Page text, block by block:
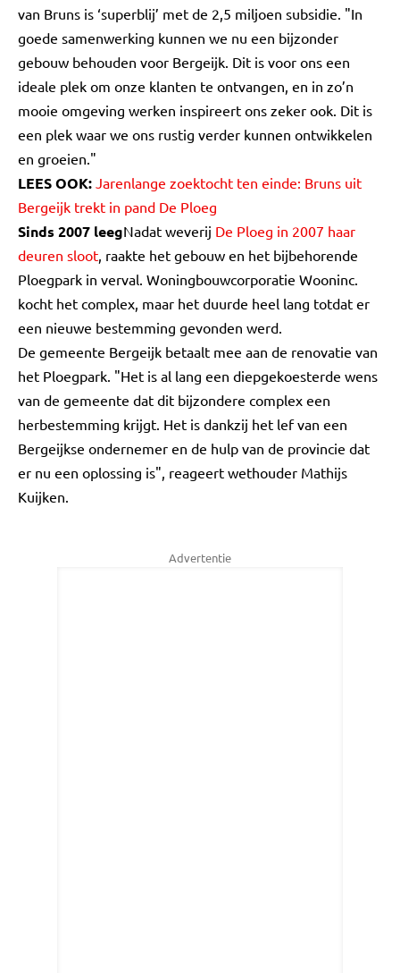
van Bruns is ‘superblij’ met de 2,5 miljoen subsidie. "In
goede samenwerking kunnen we nu een bijzonder
gebouw behouden voor Bergeijk. Dit is voor ons een
ideale plek om onze klanten te ontvangen, en in zo’n
mooie omgeving werken inspireert ons zeker ook. Dit is
een plek waar we ons rustig verder kunnen ontwikkelen
en groeien."
LEES OOK: Jarenlange zoektocht ten einde: Bruns uit
Bergeijk trekt in pand De Ploeg
Sinds 2007 leegNadat weverij De Ploeg in 2007 haar
deuren sloot, raakte het gebouw en het bijbehorende
Ploegpark in verval. Woningbouwcorporatie Wooninc.
kocht het complex, maar het duurde heel lang totdat er
een nieuwe bestemming gevonden werd.
De gemeente Bergeijk betaalt mee aan de renovatie van
het Ploegpark. "Het is al lang een diepgekoesterde wens
van de gemeente dat dit bijzondere complex een
herbestemming krijgt. Het is dankzij het lef van een
Bergeijkse ondernemer en de hulp van de provincie dat
er nu een oplossing is", reageert wethouder Mathijs
Kuijken.
Advertentie